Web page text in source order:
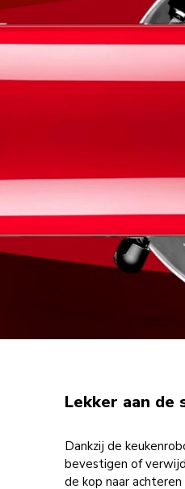
Lekker aan de
Dankzij de
bevestigen of
de kop naar